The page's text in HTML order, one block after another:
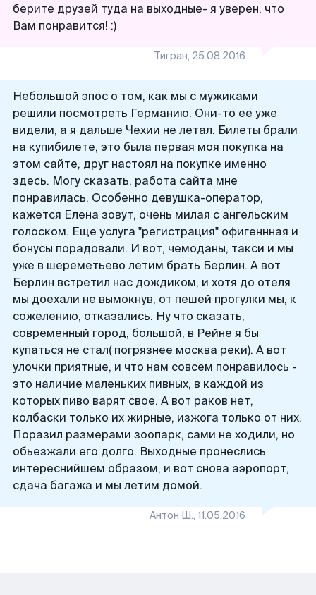
берите друзей туда на выходные- я уверен, что
Вам понравится! :)
Тигран, 25.08.2016
Небольшой эпос о том, как мы с мужиками
решили посмотреть Германию. Они-то ее уже
видели, а я дальше Чехии не летал. Билеты брали
на купибилете, это была первая моя покупка на
этом сайте, друг настоял на покупке именно
здесь. Могу сказать, работа сайта мне
понравилась. Особенно девушка-оператор,
кажется Елена зовут, очень милая с ангельским
голоском. Еще услуга "регистрация" офигеннная и
бонусы порадовали. И вот, чемоданы, такси и мы
уже в шереметьево летим брать Берлин. А вот
Берлин встретил нас дождиком, и хотя до отеля
мы доехали не вымокнув, от пешей прогулки мы, к
сожелению, отказались. Ну что сказать,
современный город, большой, в Рейне я бы
купаться не стал( погрязнее москва реки). А вот
улочки приятные, и что нам совсем понравилось -
это наличие маленьких пивных, в каждой из
которых пиво варят свое. А вот раков нет,
колбаски только их жирные, изжога только от них.
Поразил размерами зоопарк, сами не ходили, но
обьезжали его долго. Выходные пронеслись
интереснийшем образом, и вот снова аэропорт,
Антон Ш., 11.05.2016